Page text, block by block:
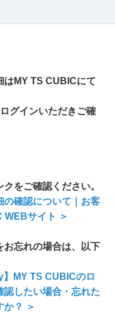
はMY TS CUBICにて
グインいただきご確
をご確認ください。
の確認について｜お客
WEBサイト ＞
お忘れの場合は、以下
】MY TS CUBICのロ
認したい場合・忘れた
か？ ＞